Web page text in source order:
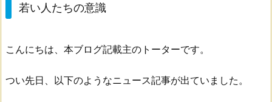
若い人たちの意識
こんにちは、本ブログ記載主のトーターです。
つい先日、以下のようなニュース記事が出ていました。